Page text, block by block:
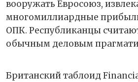
вооружать Евросоюз,
многомиллиардные
ОПК. Республиканцы
обычным деловым
Британский таблоид